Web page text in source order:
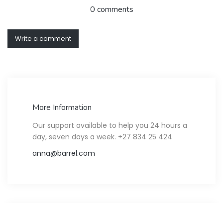
0 comments
Write a comment
More Information
Our support available to help you 24 hours a
day, seven days a week. +27 834 25 424
anna@barrel.com